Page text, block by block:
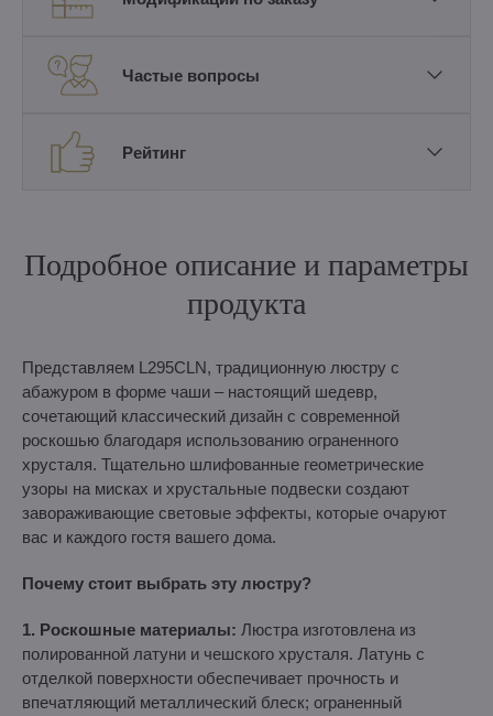
Частые вопросы
Рейтинг
Подробное описание и параметры
продукта
Представляем L295CLN, традиционную люстру с
абажуром в форме чаши – настоящий шедевр,
сочетающий классический дизайн с современной
роскошью благодаря использованию ограненного
хрусталя. Тщательно шлифованные геометрические
узоры на мисках и хрустальные подвески создают
завораживающие световые эффекты, которые очаруют
вас и каждого гостя вашего дома.
Почему стоит выбрать эту люстру?
1. Роскошные материалы: Люстра изготовлена ​​из
полированной латуни и чешского хрусталя. Латунь с
отделкой поверхности обеспечивает прочность и
впечатляющий металлический блеск; ограненный